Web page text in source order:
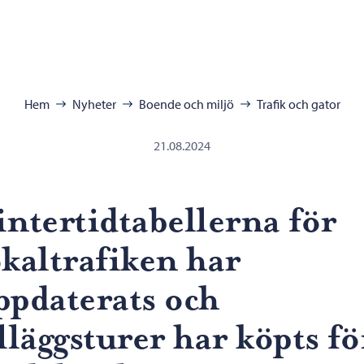
Hem Nyheter Boende och miljö Trafik och gator
21.08.2024
för
har
och
har köpts